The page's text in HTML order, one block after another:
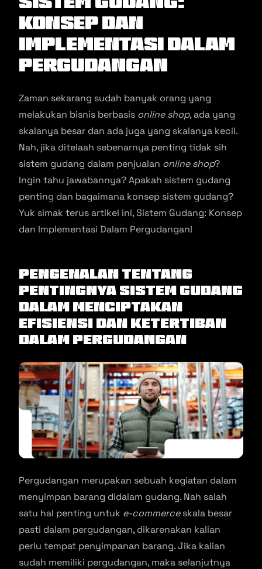
Konsep dan
Implementasi Dalam
Pergudangan
Zaman sekarang sudah banyak orang yang
melakukan bisnis berbasis online shop, ada yang
skalanya besar dan ada juga yang skalanya kecil.
Nah, jika ditelaah sebenarnya penting tidak sih
sistem gudang dalam penjualan online shop?
Ingin tahu jawabannya? Apakah sistem gudang
penting dan bagaimana konsep sistem gudang?
Yuk simak terus artikel ini, Sistem Gudang: Konsep
dan Implementasi Dalam Pergudangan!
Pengenalan tentang
Pentingnya Sistem Gudang
dalam Menciptakan
Efisiensi dan Ketertiban
dalam Pergudangan
Pergudangan merupakan sebuah kegiatan dalam
menyimpan barang didalam gudang. Nah salah
satu hal penting untuk e-commerceskala besar
pasti dalam pergudangan, dikarenakan kalian
perlu tempat penyimpanan barang. Jika kalian
sudah memiliki pergudangan, maka selanjutnya